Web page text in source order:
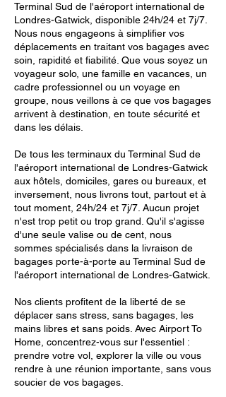
Terminal Sud de l'aéroport international de
Londres-Gatwick, disponible 24h/24 et 7j/7.
Nous nous engageons à simplifier vos
déplacements en traitant vos bagages avec
soin, rapidité et fiabilité. Que vous soyez un
voyageur solo, une famille en vacances, un
cadre professionnel ou un voyage en
groupe, nous veillons à ce que vos bagages
arrivent à destination, en toute sécurité et
dans les délais.
De tous les terminaux du Terminal Sud de
l'aéroport international de Londres-Gatwick
aux hôtels, domiciles, gares ou bureaux, et
inversement, nous livrons tout, partout et à
tout moment, 24h/24 et 7j/7. Aucun projet
n'est trop petit ou trop grand. Qu'il s'agisse
d'une seule valise ou de cent, nous
sommes spécialisés dans la livraison de
bagages porte-à-porte au Terminal Sud de
l'aéroport international de Londres-Gatwick.
Nos clients profitent de la liberté de se
déplacer sans stress, sans bagages, les
mains libres et sans poids. Avec Airport To
Home, concentrez-vous sur l'essentiel :
prendre votre vol, explorer la ville ou vous
rendre à une réunion importante, sans vous
soucier de vos bagages.